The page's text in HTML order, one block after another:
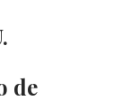
de